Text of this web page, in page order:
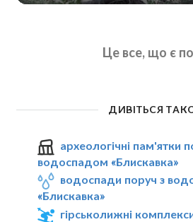
Це все, що є
ДИВІТЬСЯ
археологічні пам'ятки
водоспадом «Блискавка»
водоспади поруч з
«Блискавка»
гірськолижні